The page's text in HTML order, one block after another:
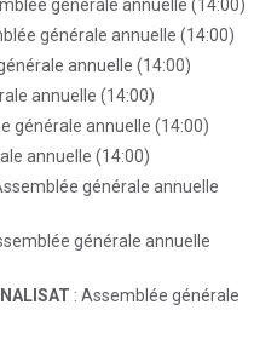
générale annuelle (14:00)
générale annuelle (14:00)
annuelle (14:00)
annuelle (14:00)
générale annuelle (14:00)
annuelle (14:00)
générale annuelle
générale annuelle
: Assemblée générale